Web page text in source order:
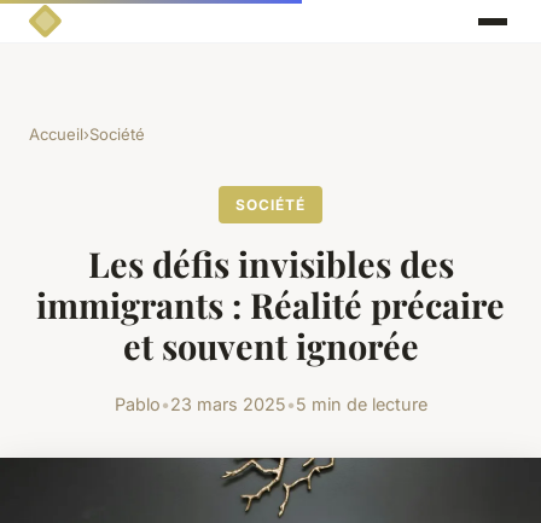
Accueil›Société
SOCIÉTÉ
Les défis invisibles des
immigrants : Réalité précaire
et souvent ignorée
Pablo•23 mars 2025•5 min de lecture